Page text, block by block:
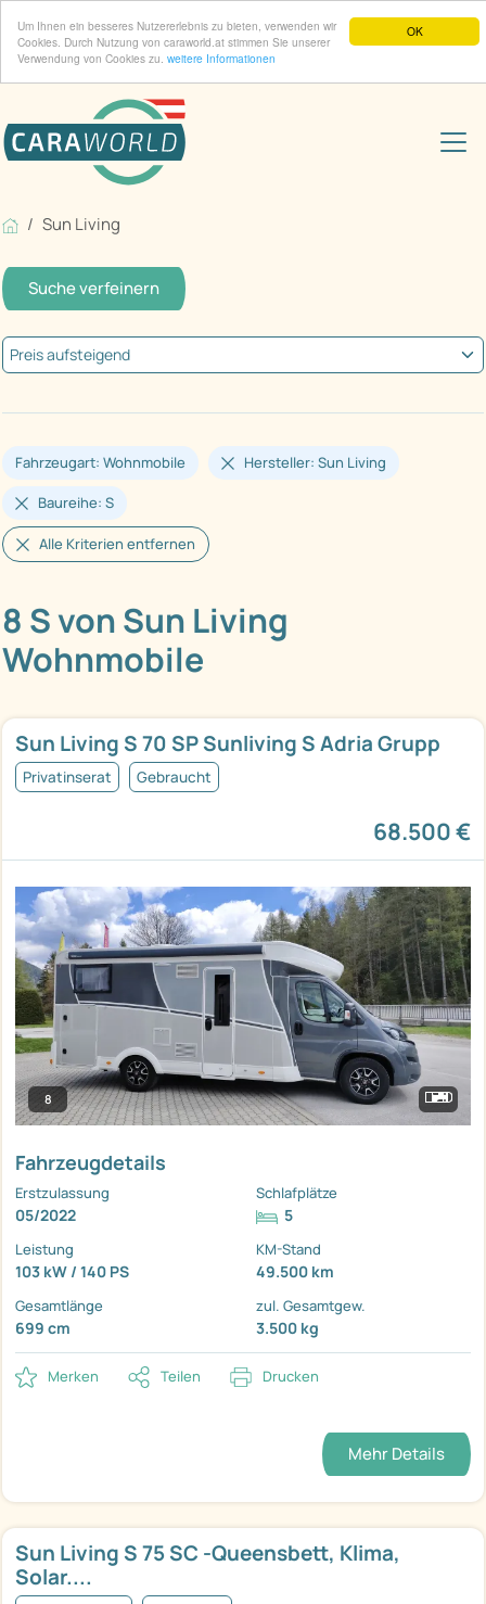
OK
Um Ihnen ein besseres Nutzererlebnis zu bieten, verwenden wir
Cookies. Durch Nutzung von caraworld.at stimmen Sie unserer
Verwendung von Cookies zu. weitere Informationen
Sun Living
Suche verfeinern
Fahrzeugart: Wohnmobile Hersteller: Sun Living
Baureihe: S
Alle Kriterien entfernen
8 S von Sun Living
Wohnmobile
Sun Living S 70 SP Sunliving S Adria Grupp
Privatinserat Gebraucht
68.500 €
8
Fahrzeugdetails
Erstzulassung
05/2022
Schlafplätze
5
Leistung
103 kW / 140 PS
KM-Stand
49.500 km
Gesamtlänge
699 cm
zul. Gesamtgew.
3.500 kg
Merken Teilen Drucken
Mehr Details
Sun Living S 75 SC -Queensbett, Klima,
Solar....